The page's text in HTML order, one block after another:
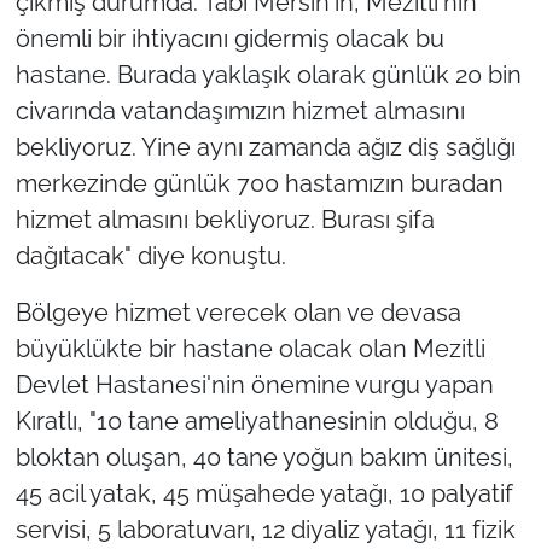
önemli bir ihtiyacını gidermiş olacak bu
hastane. Burada yaklaşık olarak günlük 20 bin
civarında vatandaşımızın hizmet almasını
bekliyoruz. Yine aynı zamanda ağız diş sağlığı
merkezinde günlük 700 hastamızın buradan
hizmet almasını bekliyoruz. Burası şifa
dağıtacak" diye konuştu.
Bölgeye hizmet verecek olan ve devasa
büyüklükte bir hastane olacak olan Mezitli
Devlet Hastanesi'nin önemine vurgu yapan
Kıratlı, "10 tane ameliyathanesinin olduğu, 8
bloktan oluşan, 40 tane yoğun bakım ünitesi,
45 acil yatak, 45 müşahede yatağı, 10 palyatif
servisi, 5 laboratuvarı, 12 diyaliz yatağı, 11 fizik